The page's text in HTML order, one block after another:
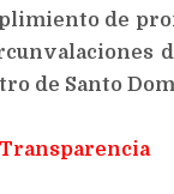
de
de Santo